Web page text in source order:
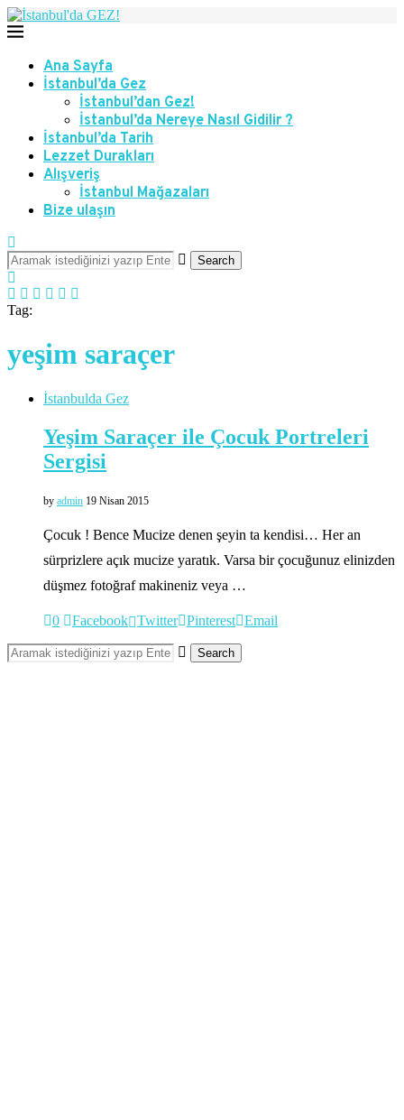
Ana Sayfa
İstanbul’da Gez
İstanbul’dan Gez!
İstanbul’da Nereye Nasıl Gidilir ?
İstanbul’da Tarih
Lezzet Durakları
Alışveriş
İstanbul Mağazaları
Bize ulaşın
Search
Tag:
yeşim saraçer
İstanbulda Gez
Yeşim Saraçer ile Çocuk Portreleri
Sergisi
by admin 19 Nisan 2015
Çocuk ! Bence Mucize denen şeyin ta kendisi… Her an
sürprizlere açık mucize yaratık. Varsa bir çocuğunuz elinizden
düşmez fotoğraf makineniz veya …
0 Facebook Twitter Pinterest Email